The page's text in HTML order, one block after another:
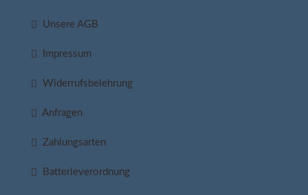
Unsere AGB
Impressum
Widerrufsbelehrung
Anfragen
Zahlungsarten
Batterieverordnung